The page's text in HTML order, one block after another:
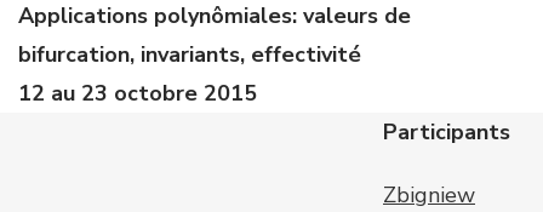
Applications polynômiales: valeurs de
bifurcation, invariants, effectivité
12 au 23 octobre 2015
Participants
Zbigniew